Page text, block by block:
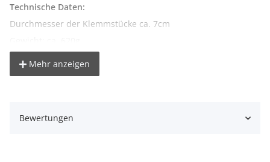
Technische Daten:
Durchmesser der Klemmstücke ca. 7cm
Mehr anzeigen
Bewertungen